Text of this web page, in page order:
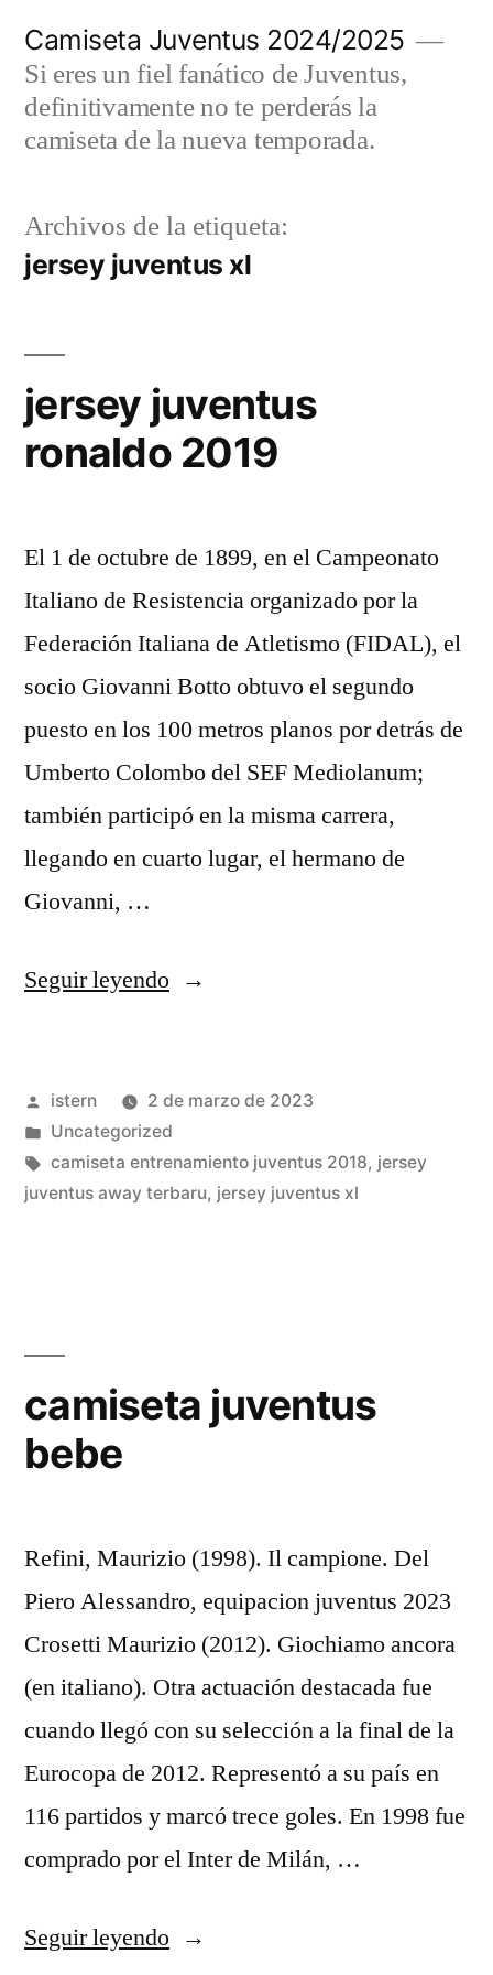
contenido
Camiseta Juventus 2024/2025
Si eres un fiel fanático de Juventus,
definitivamente no te perderás la
camiseta de la nueva temporada.
Archivos de la etiqueta:
jersey juventus xl
jersey juventus
ronaldo 2019
El 1 de octubre de 1899, en el Campeonato
Italiano de Resistencia organizado por la
Federación Italiana de Atletismo (FIDAL), el
socio Giovanni Botto obtuvo el segundo
puesto en los 100 metros planos por detrás de
Umberto Colombo del SEF Mediolanum;
también participó en la misma carrera,
llegando en cuarto lugar, el hermano de
Giovanni, …
Seguir leyendo«jersey
2019»
Publicado
por
istern
2 de marzo de 2023
Publicado
en
Uncategorized
Etiquetas:
camiseta entrenamiento juventus 2018, jersey
juventus away terbaru, jersey juventus xl
camiseta juventus
bebe
Refini, Maurizio (1998). Il campione. Del
Piero Alessandro, equipacion juventus 2023
Crosetti Maurizio (2012). Giochiamo ancora
(en italiano). Otra actuación destacada fue
cuando llegó con su selección a la final de la
Eurocopa de 2012. Representó a su país en
116 partidos y marcó trece goles. En 1998 fue
comprado por el Inter de Milán, …
Seguir leyendo«camiseta